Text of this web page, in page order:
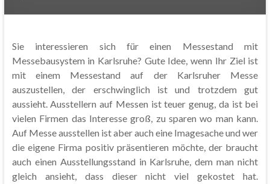
Sie interessieren sich für einen Messestand mit
Messebausystem in Karlsruhe? Gute Idee, wenn Ihr Ziel ist
mit einem Messestand auf der Karlsruher Messe
auszustellen, der erschwinglich ist und trotzdem gut
aussieht. Ausstellern auf Messen ist teuer genug, da ist bei
vielen Firmen das Interesse groß, zu sparen wo man kann.
Auf Messe ausstellen ist aber auch eine Imagesache und wer
die eigene Firma positiv präsentieren möchte, der braucht
auch einen Ausstellungsstand in Karlsruhe, dem man nicht
gleich ansieht, dass dieser nicht viel gekostet hat.